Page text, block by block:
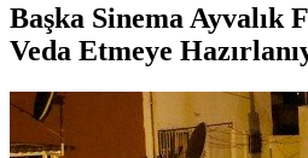
Başka Sinema Ayvalık
Veda Etmeye